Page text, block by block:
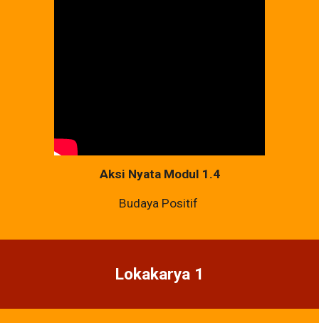
Aksi Nyata Modul 1.4
Budaya Positif
Lokakarya 1